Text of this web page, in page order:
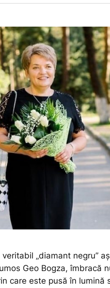
„diamant negru”
Geo Bogza, îmbracă
care este pusă în lumină